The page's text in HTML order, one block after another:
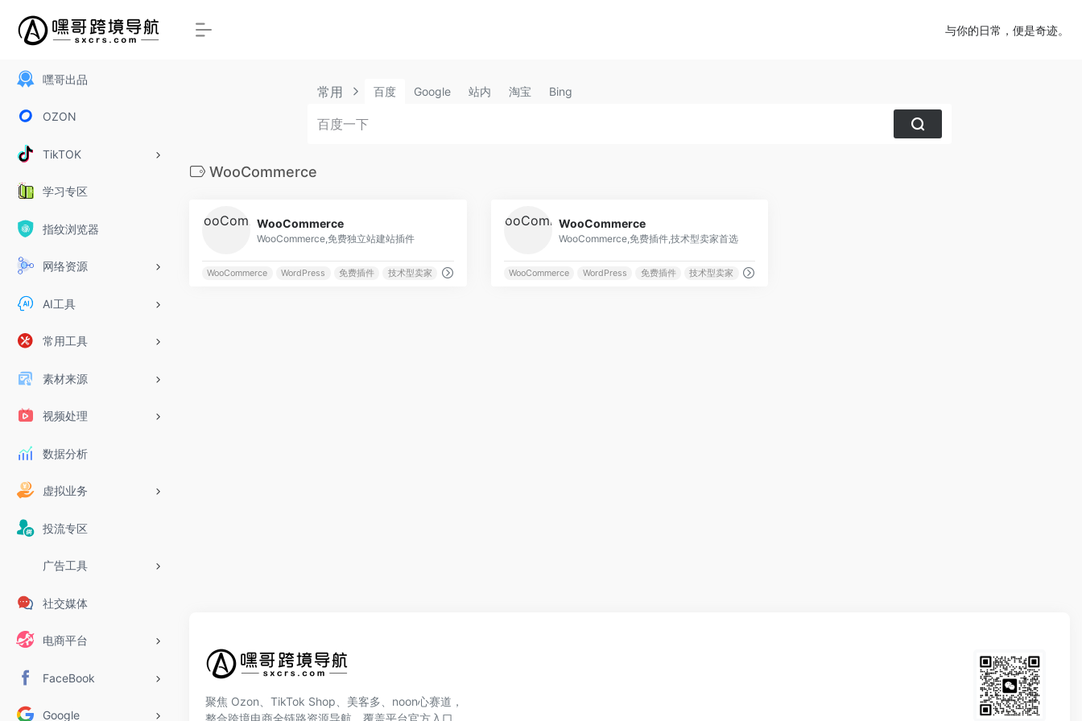
嘿哥出品
OZON
TikTOK
学习专区
指纹浏览器
网络资源
AI工具
常用工具
素材来源
视频处理
数据分析
虚拟业务
投流专区
广告工具
社交媒体
电商平台
FaceBook
Google
与你的日常，便是奇迹。
常用 百度 Google 站内 淘宝 Bing
WooCommerce
WooCommerce
WooCommerce,免费独立站建站插件
WooCommerce WordPress 免费插件 技术型卖家
WooCommerce
WooCommerce,免费插件,技术型卖家首选
WooCommerce WordPress 免费插件 技术型卖家
聚焦 Ozon、TikTok Shop、美客多、noon心赛道，
整合跨境电商全链路资源导航，覆盖平台官方入口、